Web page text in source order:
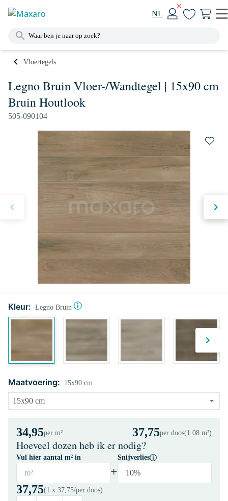
NL
Vloertegels
Legno Bruin Vloer-/Wandtegel | 15x90 cm
Bruin Houtlook
505-090104
Kleur: Legno Bruin
Maatvoering: 15x90 cm
34,95per m² 37,75per doos(1.08 m²)
Hoeveel dozen heb ik er nodig?
Vul hier aantal m² in
m² +
Snijverlies
10%
37,75(1 x 37,75/per doos)